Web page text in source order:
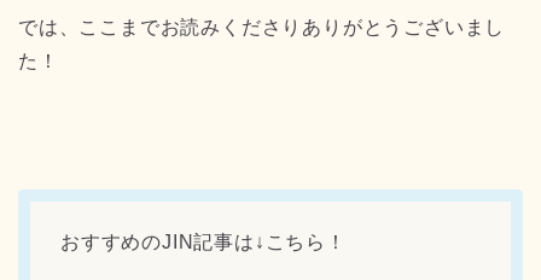
では、ここまでお読みくださりありがとうございまし
た！
おすすめのJIN記事は↓こちら！